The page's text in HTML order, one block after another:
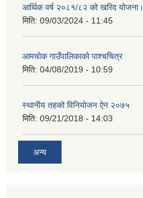
आर्थिक वर्ष २०८१/८२ को खरिद योजना।
मिति: 09/03/2024 - 11:45
आमचोक गाउँपालिकाको पाश्चचित्र
मिति: 04/08/2019 - 10:59
स्थानीय तहको विनियोजन ऐन २०७५
मिति: 09/21/2018 - 14:03
अन्य